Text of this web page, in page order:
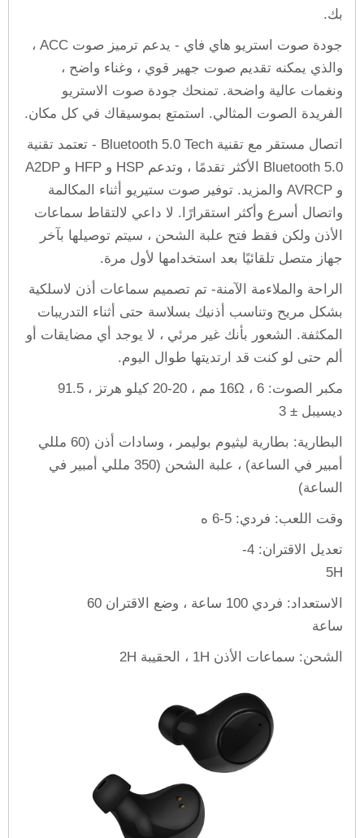
بك.
جودة صوت استريو هاي فاي - يدعم ترميز صوت ACC ،
والذي يمكنه تقديم صوت جهير قوي ، وغناء واضح ،
ونغمات عالية واضحة. تمنحك جودة صوت الاستريو
الفريدة الصوت المثالي. استمتع بموسيقاك في كل مكان.
اتصال مستقر مع تقنية Bluetooth 5.0 Tech - تعتمد تقنية
Bluetooth 5.0 الأكثر تقدمًا ، وتدعم HSP و HFP و A2DP
و AVRCP والمزيد. توفير صوت ستيريو أثناء المكالمة
واتصال أسرع وأكثر استقرارًا. لا داعي لالتقاط سماعات
الأذن ولكن فقط فتح علبة الشحن ، سيتم توصيلها بآخر
جهاز متصل تلقائيًا بعد استخدامها لأول مرة.
الراحة والملاءمة الآمنة- تم تصميم سماعات أذن لاسلكية
بشكل مريح وتناسب أذنيك بسلاسة حتى أثناء التدريبات
المكثفة. الشعور بأنك غير مرئي ، لا يوجد أي مضايقات أو
ألم حتى لو كنت قد ارتديتها طوال اليوم.
مكبر الصوت: 16Ω ، 6 مم ، 20-20 كيلو هرتز ، 91.5
ديسيبل ± 3
البطارية: بطارية ليثيوم بوليمر ، وسادات أذن (60 مللي
أمبير في الساعة) ، علبة الشحن (350 مللي أمبير في
الساعة)
وقت اللعب: فردي: 5-6 ه
تعديل الاقتران: 4-
5H
الاستعداد: فردي 100 ساعة ، وضع الاقتران 60
ساعة
الشحن: سماعات الأذن 1H ، الحقيبة 2H